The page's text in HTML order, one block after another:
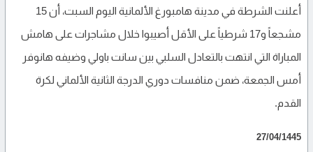
أعلنت الشرطة في مدينة هامبورغ الألمانية اليوم السبت، أن 15
مشجعاً و17 شرطياً على الأقل أصيبوا خلال مشاجرات على هامش
المباراة التي انتهت بالتعادل السلبي بين سانت باولي وضيفه هانوفر
أمس الجمعة، ضمن منافسات دوري الدرجة الثانية الألماني لكرة
القدم.
27/04/1445